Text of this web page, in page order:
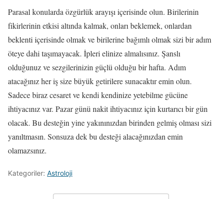
Parasal konularda özgürlük arayışı içerisinde olun. Birilerinin
fikirlerinin etkisi altında kalmak, onları beklemek, onlardan
beklenti içerisinde olmak ve birilerine bağımlı olmak sizi bir adım
öteye dahi taşımayacak. İpleri elinize almalısınız. Şanslı
olduğunuz ve sezgilerinizin güçlü olduğu bir hafta. Adım
atacağınız her iş size büyük getirilere sunacaktır emin olun.
Sadece biraz cesaret ve kendi kendinize yetebilme gücüne
ihtiyacınız var. Pazar günü nakit ihtiyacınız için kurtarıcı bir gün
olacak. Bu desteğin yine yakınınızdan birinden gelmiş olması sizi
yanıltmasın. Sonsuza dek bu desteği alacağınızdan emin
olamazsınız.
Kategoriler: Astroloji